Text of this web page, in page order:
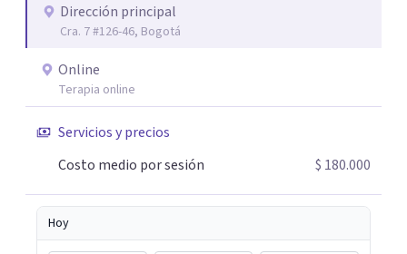
puedas sentirte escuchado(a). En terapia trabajaremos
juntos para identificar tus recursos personales, fortalecer
maneras de afrontar aquello que hoy te genera malestar.
Atiendo presencial en Bogotá y también terapia online,
adaptándome a tus necesidades. Si sientes que es
comprender mejor lo que estás viviendo, estaré
encantada de acompañarte en este camino hacia tu
bienestar emocional.
Dirección principal
Cra. 7 #126-46, Bogotá
Online
Terapia online
Servicios y precios
Costo medio por sesión
$ 180.000
Hoy